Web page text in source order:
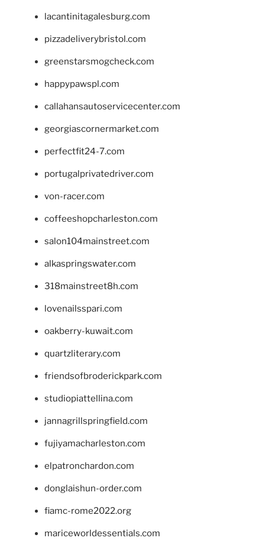
lacantinitagalesburg.com
pizzadeliverybristol.com
greenstarsmogcheck.com
happypawspl.com
callahansautoservicecenter.com
georgiascornermarket.com
perfectfit24-7.com
portugalprivatedriver.com
von-racer.com
coffeeshopcharleston.com
salon104mainstreet.com
alkaspringswater.com
318mainstreet8h.com
lovenailsspari.com
oakberry-kuwait.com
quartzliterary.com
friendsofbroderickpark.com
studiopiattellina.com
jannagrillspringfield.com
fujiyamacharleston.com
elpatronchardon.com
donglaishun-order.com
fiamc-rome2022.org
mariceworldessentials.com